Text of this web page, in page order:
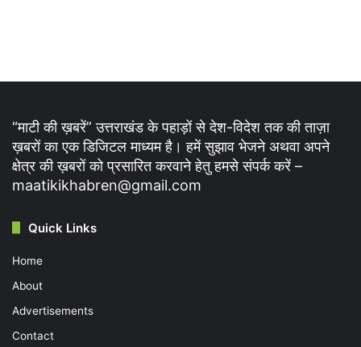
“माटी की ख़बरें” उत्तराखंड के पहाड़ों से देश-विदेश तक की ताज़ा
ख़बरों का एक डिजिटल माध्यम है। हमें सुझाव भेजने अथवा अपने
क्षेत्र की ख़बरों को प्रसारित करवाने हेतु हमसे संपर्क करें –
maatikikhabren@gmail.com
Quick Links
Home
About
Advertisements
Contact